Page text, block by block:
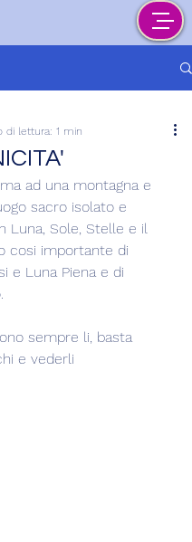
di lettura: 1 min
ad una montagna e
sacro isolato e
Luna, Sole, Stelle e il
cosi importante di
e Luna Piena e di
sempre li, basta
e vederli